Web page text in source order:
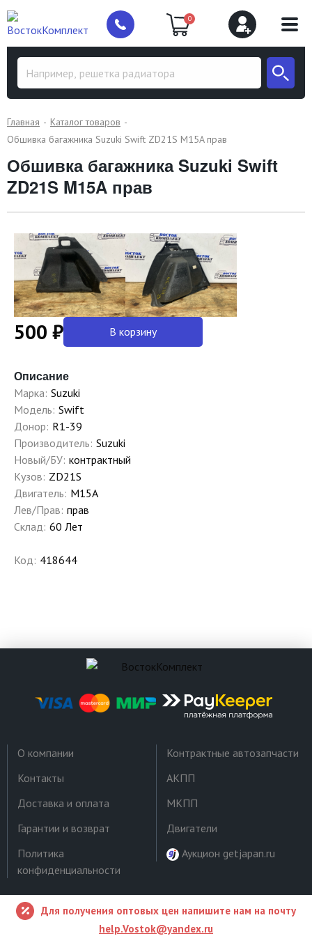
0
Главная
Каталог товаров
Обшивка багажника Suzuki Swift ZD21S M15A прав
Обшивка багажника Suzuki Swift
ZD21S M15A прав
500 ₽ В корзину
Описание
Марка: Suzuki
Модель: Swift
Донор: R1-39
Производитель: Suzuki
Новый/БУ: контрактный
Кузов: ZD21S
Двигатель: M15A
Лев/Прав: прав
Склад: 60 Лет
Код: 418644
О компании
Контакты
Доставка и оплата
Гарантии и возврат
Политика
конфиденциальности
Контрактные автозапчасти
АКПП
МКПП
Двигатели
Аукцион getjapan.ru
Для получения оптовых цен напишите нам на почту
help.Vostok@yandex.ru